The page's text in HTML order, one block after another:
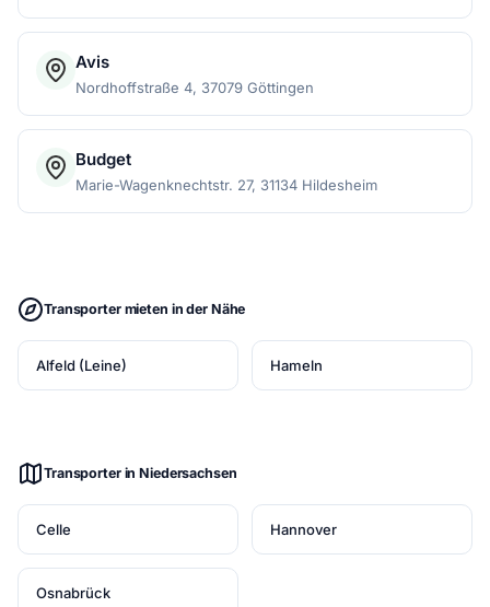
Avis
Nordhoffstraße 4, 37079 Göttingen
Budget
Marie-Wagenknechtstr. 27, 31134 Hildesheim
Transporter mieten in der Nähe
Alfeld (Leine) Hameln
Transporter in Niedersachsen
Celle Hannover
Osnabrück